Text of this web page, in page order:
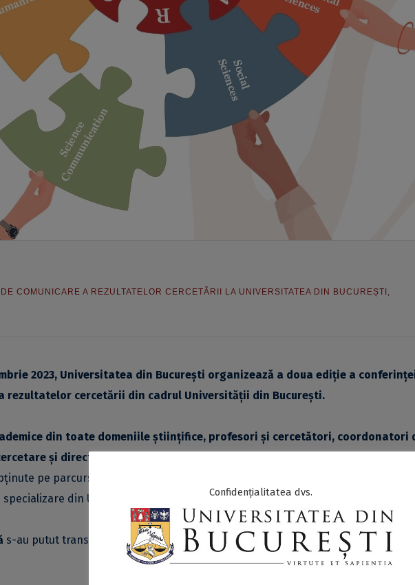
COMUNICARE A REZULTATELOR CERCETĂRII LA UNIVERSITATEA DIN BUCUREȘTI ,
2023, Universitatea din București organizează a doua ediție a
rezultatelor cercetării din cadrul Universității din București.
din toate domeniile științifice, profesori și cercetători, coordonatori
și directori de proiecte, sunt invitați să prezinte, în maximum 15
pe parcursul anului universitar 2022-2023, utilizând un limbaj accesibil
din Universitatea din București.
s-au putut transmite până la data de1 noiembrie 2023
, la adresa de email
Confidențialitatea dvs.